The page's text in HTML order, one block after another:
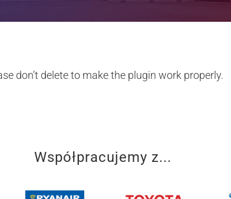
don’t delete to make the plugin work properly.
Współpracujemy z...